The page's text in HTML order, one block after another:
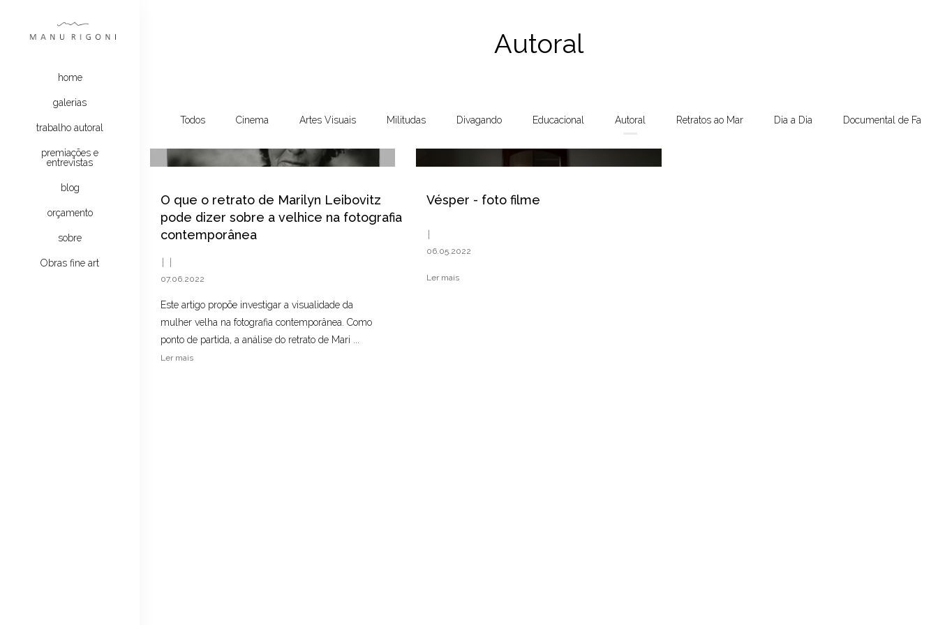
home
galerias
trabalho autoral
premiações e
entrevistas
blog
orçamento
sobre
Obras fine art
Autoral
Todos Cinema Artes Visuais Militudas Divagando Educacional Autoral Retratos ao Mar Dia a Dia Documental de
O que o retrato de Marilyn Leibovitz
pode dizer sobre a velhice na fotografia
contemporânea
07.06.2022
Este artigo propõe investigar a visualidade da
mulher velha na fotografia contemporânea. Como
ponto de partida, a análise do retrato de Mari ...
Ler mais
Vésper - foto filme
06.05.2022
Ler mais